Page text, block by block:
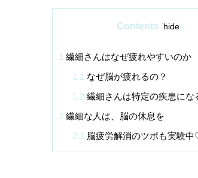
Contents [hide]
1 繊細さんはなぜ疲れやすいのか
1.1 なぜ脳が疲れるの？
1.2 繊細さんは特定の疾患にな
2 繊細な人は、脳の休息を
2.1 脳疲労解消のツボも実験